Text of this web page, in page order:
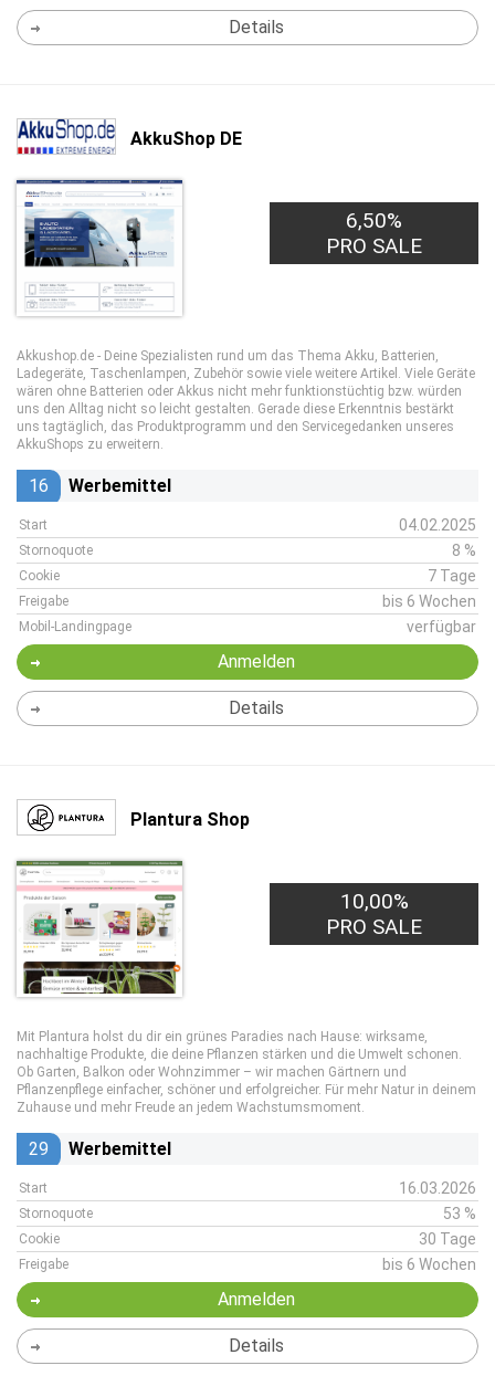
Details
AkkuShop DE
6,50%
PRO SALE
Akkushop.de - Deine Spezialisten rund um das Thema Akku, Batterien,
Ladegeräte, Taschenlampen, Zubehör sowie viele weitere Artikel. Viele Geräte
wären ohne Batterien oder Akkus nicht mehr funktionstüchtig bzw. würden
uns den Alltag nicht so leicht gestalten. Gerade diese Erkenntnis bestärkt
uns tagtäglich, das Produktprogramm und den Servicegedanken unseres
AkkuShops zu erweitern.
16 Werbemittel
Start 04.02.2025
Stornoquote 8 %
Cookie 7 Tage
Freigabe bis 6 Wochen
Mobil-Landingpage verfügbar
Anmelden
Details
Plantura Shop
10,00%
PRO SALE
Mit Plantura holst du dir ein grünes Paradies nach Hause: wirksame,
nachhaltige Produkte, die deine Pflanzen stärken und die Umwelt schonen.
Ob Garten, Balkon oder Wohnzimmer – wir machen Gärtnern und
Pflanzenpflege einfacher, schöner und erfolgreicher. Für mehr Natur in deinem
Zuhause und mehr Freude an jedem Wachstumsmoment.
29 Werbemittel
Start 16.03.2026
Stornoquote 53 %
Cookie 30 Tage
Freigabe bis 6 Wochen
Anmelden
Details